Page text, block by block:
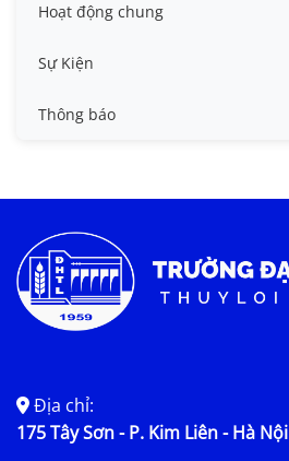
Hoạt động chung
Tin công tác sinh viên
Tin đào tạo
Tin tức chung
Sự Kiện
Thông báo
Địa chỉ:
175 Tây Sơn - P. Kim Liên - Hà Nội